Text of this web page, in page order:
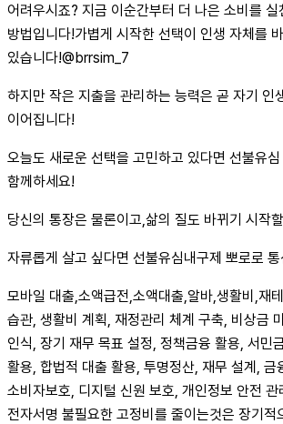
어려우시죠? 지금 이순간부터 더 나은 소비를 실
방법입니다!가볍게 시작한 선택이 인생 자체를
있습니다!@brrsim_7
하지만 작은 지출을 관리하는 능력은 곧 자기 인
이어집니다!
오늘도 새로운 선택을 고민하고 있다면 선불유
함께하세요!
당신의 통장은 물론이고,삶의 질도 바뀌기 시작
자류롭게 살고 싶다면 선불유심내구제 뽀로로
모바일 대출,소액급전,소액대출,알바,생활비,재
습관, 생활비 계획, 재정관리 체계 구축, 비상금
인식, 장기 재무 목표 설정, 정책금융 활용, 서민
활용, 합법적 대출 활용, 투명정산, 재무 설계, 금
소비자보호, 디지털 신원 보호, 개인정보 안전
전자서명 불필요한 고정비를 줄이는것은 장기적